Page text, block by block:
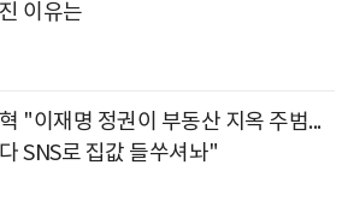
이유는
"이재명 정권이 부동산 지옥 주범...
SNS로 집값 들쑤셔놔"